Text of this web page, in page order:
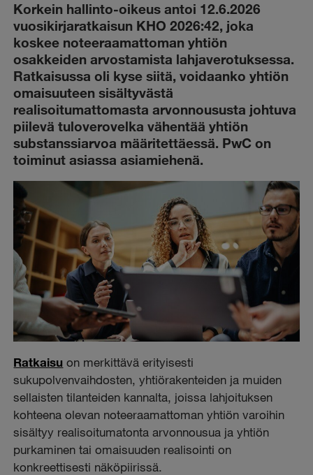
Korkein hallinto-oikeus antoi 12.6.2026
vuosikirjaratkaisun KHO 2026:42, joka
koskee noteeraamattoman yhtiön
osakkeiden arvostamista lahjaverotuksessa.
Ratkaisussa oli kyse siitä, voidaanko yhtiön
omaisuuteen sisältyvästä
realisoitumattomasta arvonnoususta johtuva
piilevä tuloverovelka vähentää yhtiön
substanssiarvoa määritettäessä. PwC on
toiminut asiassa asiamiehenä.
Ratkaisu on merkittävä erityisesti
sukupolvenvaihdosten, yhtiörakenteiden ja muiden
sellaisten tilanteiden kannalta, joissa lahjoituksen
kohteena olevan noteeraamattoman yhtiön varoihin
sisältyy realisoitumatonta arvonnousua ja yhtiön
purkaminen tai omaisuuden realisointi on
konkreettisesti näköpiirissä.